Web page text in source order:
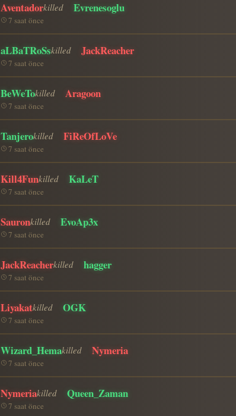
Aventadorkilled Evrenesoglu
7 saat önce
aLBaTRoSskilled JackReacher
7 saat önce
BeWeTokilled Aragoon
7 saat önce
Tanjerokilled FiReOfLoVe
7 saat önce
Kill4Funkilled KaLeT
7 saat önce
Sauronkilled EvoAp3x
7 saat önce
JackReacherkilled hagger
7 saat önce
Liyakatkilled OGK
7 saat önce
Wizard_Hemakilled Nymeria
7 saat önce
Nymeriakilled Queen_Zaman
7 saat önce